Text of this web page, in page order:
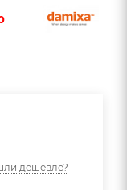
дешевле?